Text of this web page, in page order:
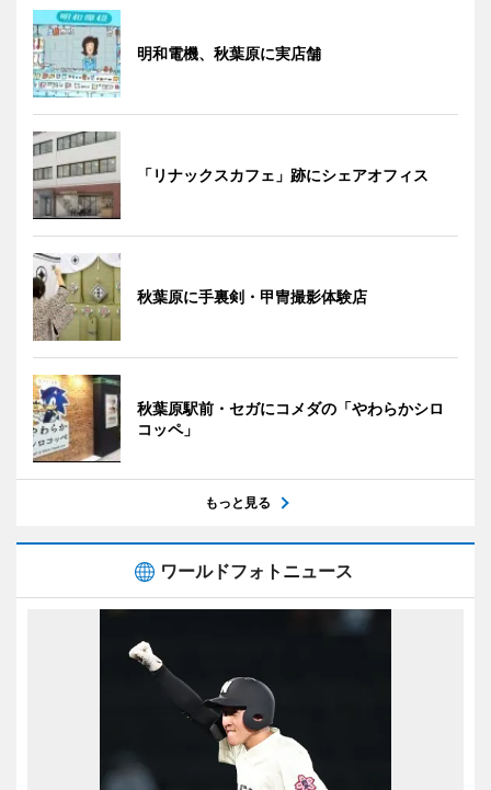
明和電機、秋葉原に実店舗
「リナックスカフェ」跡にシェアオフィス
秋葉原に手裏剣・甲冑撮影体験店
秋葉原駅前・セガにコメダの「やわらかシロ
コッペ」
もっと見る
ワールドフォトニュース